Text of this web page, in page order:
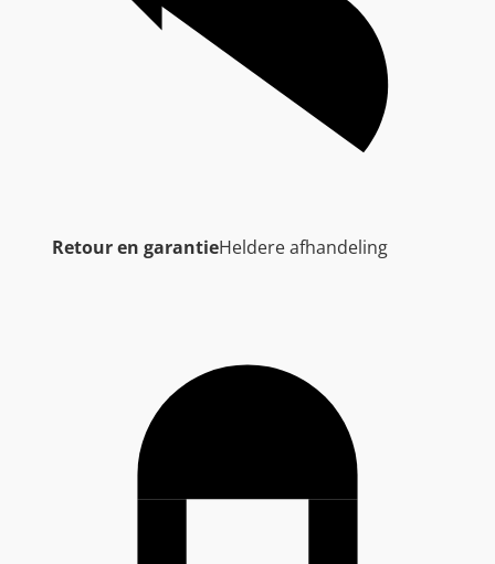
Retour en garantieHeldere afhandeling